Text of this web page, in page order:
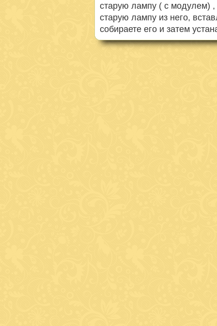
старую лампу ( с модулем) ,
старую лампу из него,
собираете его и затем